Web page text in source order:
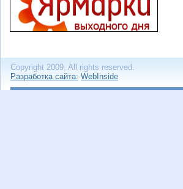
Copyright 2009. All rights reserved.
Разработка сайта: WebInside